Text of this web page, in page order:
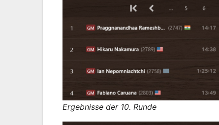
Ergebnisse der 10. Runde